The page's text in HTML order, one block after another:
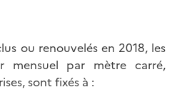
ou renouvelés en 2018, les
mensuel par mètre carré,
sont fixés à :